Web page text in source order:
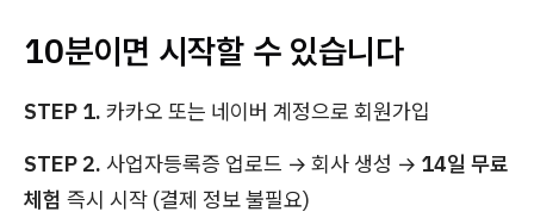
10분이면 시작할 수 있습니다
STEP 1. 카카오 또는 네이버 계정으로 회원가입
STEP 2. 사업자등록증 업로드 → 회사 생성 → 14일 무료
체험 즉시 시작 (결제 정보 불필요)